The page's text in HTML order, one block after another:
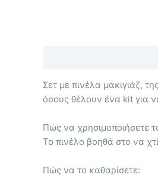
Σετ με πινέλα μακιγιάζ,
όσους θέλουν ένα kit για
Πώς να χρησιμοποιήσετε
Το πινέλο βοηθά στο να
Πώς να το καθαρίσετε: